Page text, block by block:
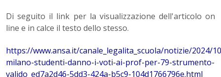
Di seguito il link per la visualizzazione dell'articolo on
line e in calce il testo dello stesso.
https://www.ansa.it/canale_legalita_scuola/notizie/2024/
milano-studenti-danno-i-voti-ai-prof-per-79-strumento-
valido_ed7a2d46-5dd3-424a-b5c9-104d1766796e.html